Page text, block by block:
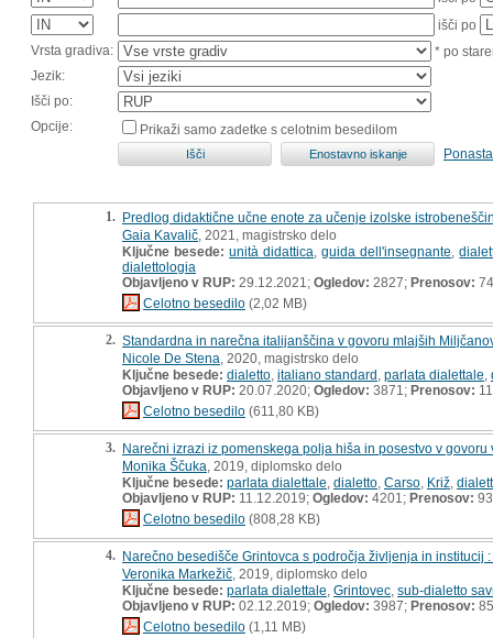
išči po
Vrsta gradiva:
* po
Jezik:
Išči po:
Opcije:
Prikaži samo zadetke s celotnim besedilom
1. Predlog didaktične učne enote za učenje izolske
Gaia Kavalič , 2021, magistrsko delo
Ključne besede: unità didattica ,guida dell'insegnante ,
dialettologia
Objavljeno v RUP: 29.12.2021; Ogledov: 2827; Prenosov: 74
Celotno besedilo (2,02 MB)
2. Standardna in narečna italijanščina v govoru mlajših
Nicole De Stena , 2020, magistrsko delo
Ključne besede: dialetto italiano standard parlata dialettale
Objavljeno v RUP: 20.07.2020; Ogledov: 3871; Prenosov:
Celotno besedilo (611,80 KB)
3. Narečni izrazi iz pomenskega polja hiša in posestvo v
Monika Ščuka , 2019, diplomsko delo
Ključne besede: parlata dialettale dialetto Carso Križ
Objavljeno v RUP: 11.12.2019; Ogledov: 4201; Prenosov: 93
Celotno besedilo (808,28 KB)
4. Narečno besedišče Grintovca s področja življenja in institucij
Veronika Markežič , 2019, diplomsko delo
Ključne besede: parlata dialettale Grintovec sub-dialetto
Objavljeno v RUP: 02.12.2019; Ogledov: 3987; Prenosov: 85
Celotno besedilo (1,11 MB)